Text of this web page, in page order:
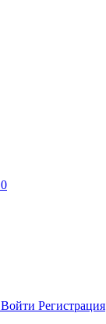
0
Войти Регистрация